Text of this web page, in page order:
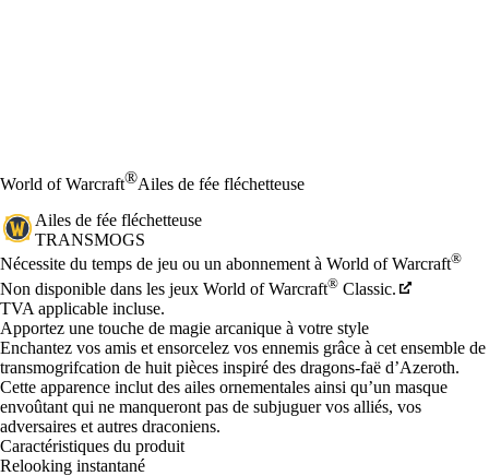
World of Warcraft®Ailes de fée fléchetteuse
Ailes de fée fléchetteuse
TRANSMOGS
Prix
Available actions
Nécessite du temps de jeu ou un abonnement à World of Warcraft®
Non disponible dans les jeux World of Warcraft® Classic.
TVA applicable incluse.
Apportez une touche de magie arcanique à votre style
Enchantez vos amis et ensorcelez vos ennemis grâce à cet ensemble de
transmogrifcation de huit pièces inspiré des dragons-faë d’Azeroth.
Cette apparence inclut des ailes ornementales ainsi qu’un masque
envoûtant qui ne manqueront pas de subjuguer vos alliés, vos
adversaires et autres draconiens.
Caractéristiques du produit
Relooking instantané